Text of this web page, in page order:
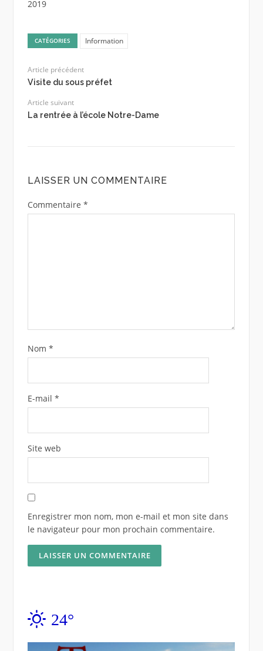
2019
CATÉGORIES Information
Article précédent
Visite du sous préfet
Article suivant
La rentrée à l’école Notre-Dame
LAISSER UN COMMENTAIRE
Commentaire *
Nom *
E-mail *
Site web
Enregistrer mon nom, mon e-mail et mon site dans
le navigateur pour mon prochain commentaire.
24°